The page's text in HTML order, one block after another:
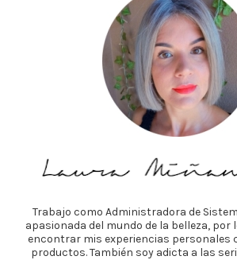
Trabajo como Administradora de
apasionada del mundo de la belleza, por
encontrar mis experiencias personales
productos. También soy adicta a las